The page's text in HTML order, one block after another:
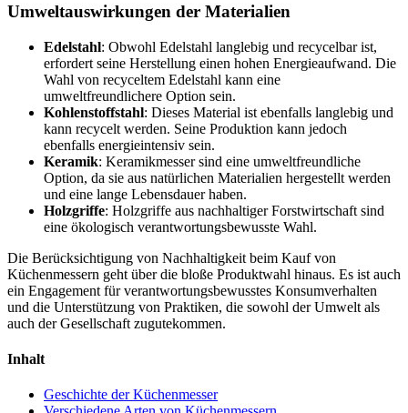
Umweltauswirkungen der Materialien
Edelstahl: Obwohl Edelstahl langlebig und recycelbar ist,
erfordert seine Herstellung einen hohen Energieaufwand. Die
Wahl von recyceltem Edelstahl kann eine
umweltfreundlichere Option sein.
Kohlenstoffstahl: Dieses Material ist ebenfalls langlebig und
kann recycelt werden. Seine Produktion kann jedoch
ebenfalls energieintensiv sein.
Keramik: Keramikmesser sind eine umweltfreundliche
Option, da sie aus natürlichen Materialien hergestellt werden
und eine lange Lebensdauer haben.
Holzgriffe: Holzgriffe aus nachhaltiger Forstwirtschaft sind
eine ökologisch verantwortungsbewusste Wahl.
Die Berücksichtigung von Nachhaltigkeit beim Kauf von
Küchenmessern geht über die bloße Produktwahl hinaus. Es ist auch
ein Engagement für verantwortungsbewusstes Konsumverhalten
und die Unterstützung von Praktiken, die sowohl der Umwelt als
auch der Gesellschaft zugutekommen.
Inhalt
Geschichte der Küchenmesser